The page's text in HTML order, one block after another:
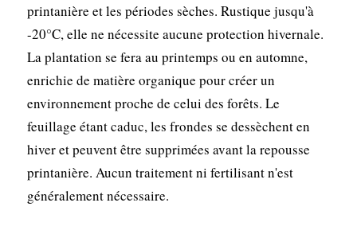
printanière et les périodes sèches. Rustique jusqu'à
-20°C, elle ne nécessite aucune protection hivernale.
La plantation se fera au printemps ou en automne,
enrichie de matière organique pour créer un
environnement proche de celui des forêts. Le
feuillage étant caduc, les frondes se dessèchent en
hiver et peuvent être supprimées avant la repousse
printanière. Aucun traitement ni fertilisant n'est
généralement nécessaire.